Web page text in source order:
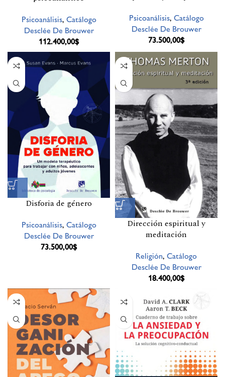
Psicoanálisis, Catálogo
Desclée De Brouwer
112.400,00$
Psicoanálisis, Catálogo
Desclée De Brouwer
73.500,00$
Disforia de género
Psicoanálisis, Catálogo
Desclée De Brouwer
73.500,00$
Dirección espiritual y
meditación
Religión, Catálogo
Desclée De Brouwer
18.400,00$